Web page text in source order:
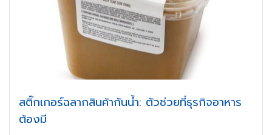
สติ๊กเกอร์ฉลากสินค้ากันน้ำ: ตัวช่วยที่ธุรกิจอาหาร
ต้องมี